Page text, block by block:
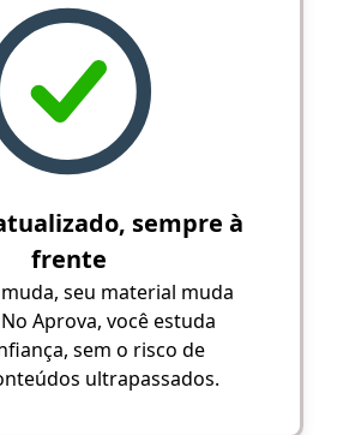
sempre à
frente
seu material muda
Aprova, você estuda
sem o risco de
ultrapassados.